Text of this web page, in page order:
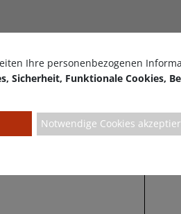
Ihre personenbezogenen
Sicherheit, Funktionale Cookies,
Notwendige Cookies